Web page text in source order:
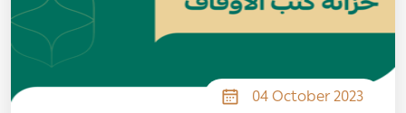
04 October 2023